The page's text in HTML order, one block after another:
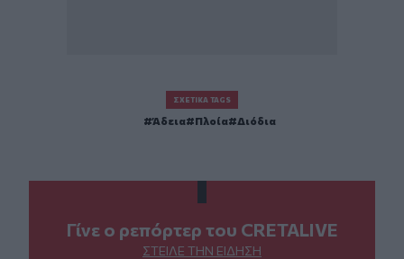
ΣΧΕΤΙΚΆ TAGS
Άδεια Πλοία Διόδια
Γίνε ο ρεπόρτερ του CRETALIVE
ΣΤΕΊΛΕ ΤΗΝ ΕΊΔΗΣΗ